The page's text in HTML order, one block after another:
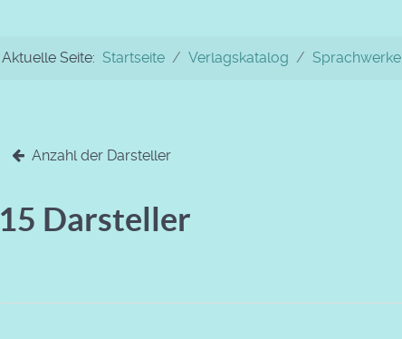
Aktuelle Seite: Startseite Verlagskatalog Sprachwerke
Anzahl der Darsteller
15 Darsteller